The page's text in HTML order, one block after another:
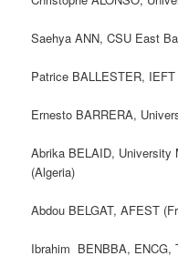
Saehya ANN, CSU East
Patrice BALLESTER,
Ernesto BARRERA,
Abrika BELAID, University
(Algeria)
Abdou BELGAT, AFEST
Ibrahim BENBBA, ENCG,